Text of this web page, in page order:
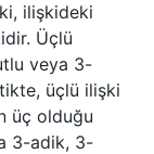
ilişkideki
Üçlü
veya 3-
üçlü ilişki
üç olduğu
3-adik, 3-